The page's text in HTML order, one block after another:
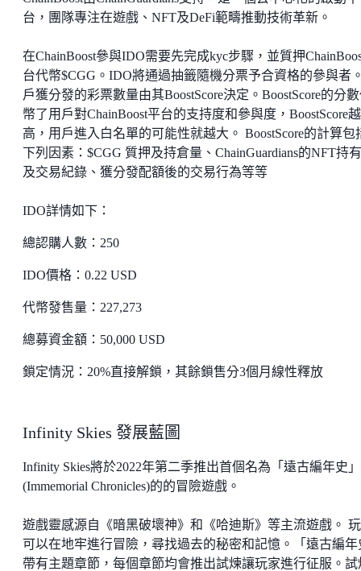
台，團隊專注在遊戲、NFT及DeFi範疇推動技術革新。
在ChainBoost參與IDO需要先完成kyc步驟，並質押
台代幣$CGG。IDO將通過抽籤隨機分票予合資格的參與者
戶獲分發的彩票數量由其BoostScore決定。BoostScore的分
幣了用戶對ChainBoost平台的支持度和參與度，BoostScore越
高，用戶進入白名單的可能性就越大。 BoostScore的計算包
下列因素：$CGG 質押及持倉量、ChainGuardians的NFT持
及交易紀錄、獲分發配額後的交易行為等等
IDO詳情如下：
總認購人數：250
IDO價格：0.22 USD
代幣發售量：227,273
總募資金額：50,000 USD
鎖定情況：20%直接解鎖，其餘鎖售分3個月線性釋放
Infinity Skies 發展藍圖
Infinity Skies將於2022年第二季推出首個名為「遠古編年史」
(Immemorial Chronicles)的的冒險遊戲。
遊戲靈感源自《暗黑破壞神》和《哈迪斯》等主流遊戲。
可以在地牢進行冒險，尋找過去的秘密和記憶。「遠古編年
帶有主題章節，每個章節均會推出試煉讓玩家進行征服。試